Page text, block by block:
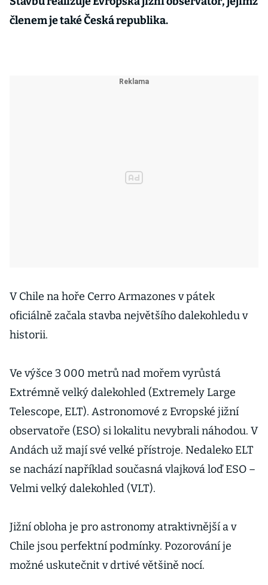
členem je také Česká republika.
V Chile na hoře Cerro Armazones v pátek
oficiálně začala stavba největšího dalekohledu v
historii.
Ve výšce 3 000 metrů nad mořem vyrůstá
Extrémně velký dalekohled (Extremely Large
Telescope, ELT). Astronomové z Evropské jižní
observatoře (ESO) si lokalitu nevybrali náhodou. V
Andách už mají své velké přístroje. Nedaleko ELT
se nachází například současná vlajková loď ESO –
Velmi velký dalekohled (VLT).
Jižní obloha je pro astronomy atraktivnější a v
Chile jsou perfektní podmínky. Pozorování je
možné uskutečnit v drtivé většině nocí.